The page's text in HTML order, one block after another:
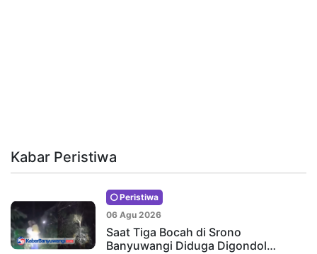
Kabar Peristiwa
Peristiwa
06 Agu 2026
Saat Tiga Bocah di Srono
Banyuwangi Diduga Digondol…